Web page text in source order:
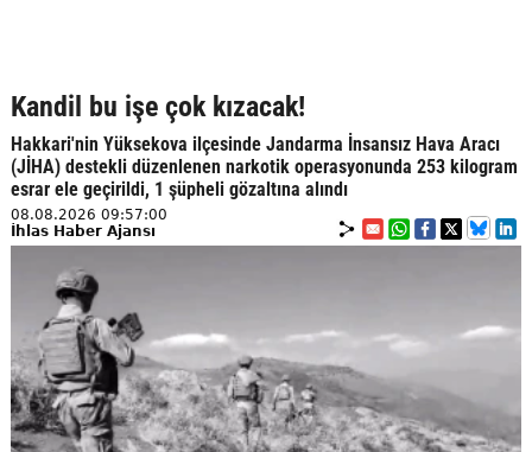
Kandil bu işe çok kızacak!
Hakkari'nin Yüksekova ilçesinde Jandarma İnsansız Hava Aracı
(JİHA) destekli düzenlenen narkotik operasyonunda 253 kilogram
esrar ele geçirildi, 1 şüpheli gözaltına alındı
08.08.2026 09:57:00
İhlas Haber Ajansı